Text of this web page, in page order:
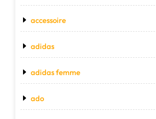
accessoire
adidas
adidas femme
ado